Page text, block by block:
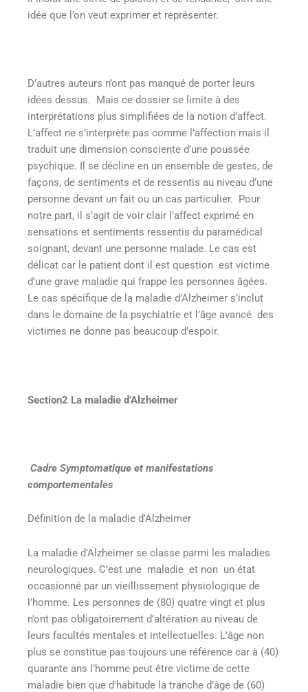
idée que l’on veut exprimer et représenter.
D’autres auteurs n’ont pas manqué de porter leurs
idées dessus. Mais ce dossier se limite à des
interprétations plus simplifiées de la notion d’affect.
L’affect ne s’interprète pas comme l’affection mais il
traduit une dimension consciente d’une poussée
psychique. Il se décline en un ensemble de gestes, de
façons, de sentiments et de ressentis au niveau d’une
personne devant un fait ou un cas particulier. Pour
notre part, il s’agit de voir clair l’affect exprimé en
sensations et sentiments ressentis du paramédical
soignant, devant une personne malade. Le cas est
délicat car le patient dont il est question est victime
d’une grave maladie qui frappe les personnes âgées.
Le cas spécifique de la maladie d’Alzheimer s’inclut
dans le domaine de la psychiatrie et l’âge avancé des
victimes ne donne pas beaucoup d’espoir.
Section2 La maladie d’Alzheimer
Cadre Symptomatique et manifestations
comportementales
Définition de la maladie d’Alzheimer
La maladie d’Alzheimer se classe parmi les maladies
neurologiques. C’est une maladie et non un état
occasionné par un vieillissement physiologique de
l’homme. Les personnes de (80) quatre vingt et plus
n’ont pas obligatoirement d’altération au niveau de
leurs facultés mentales et intellectuelles. L’âge non
plus se constitue pas toujours une référence car à (40)
quarante ans l’homme peut être victime de cette
maladie bien que d’habitude la tranche d’âge de (60)